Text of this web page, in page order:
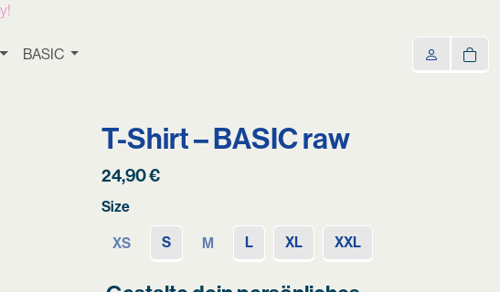
BASIC
T-Shirt – BASIC raw
24,90€
Size
XS S M L XL XXL